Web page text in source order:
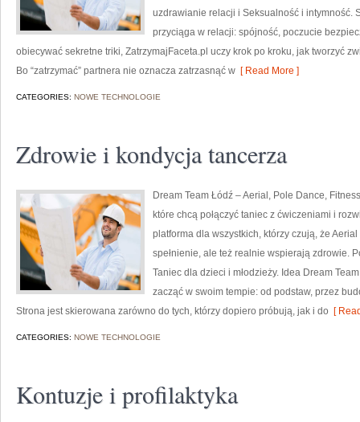
uzdrawianie relacji i Seksualność i intymność.
przyciąga w relacji: spójność, poczucie
obiecywać sekretne triki, ZatrzymajFaceta.pl uczy krok po kroku, jak tworzyć
Bo “zatrzymać” partnera nie oznacza zatrzasnąć w [ Read More ]
CATEGORIES: NOWE TECHNOLOGIE
Zdrowie i kondycja tancerza
Dream Team Łódź – Aerial, Pole Dance,
które chcą połączyć taniec z ćwiczeniami i
platforma dla wszystkich, którzy czują, że
spełnienie, ale też realnie wspierają zdrowie.
Taniec dla dzieci i młodzieży. Idea Dream
zacząć w swoim tempie: od podstaw, przez
Strona jest skierowana zarówno do tych, którzy dopiero próbują, jak i do [
CATEGORIES: NOWE TECHNOLOGIE
Kontuzje i profilaktyka